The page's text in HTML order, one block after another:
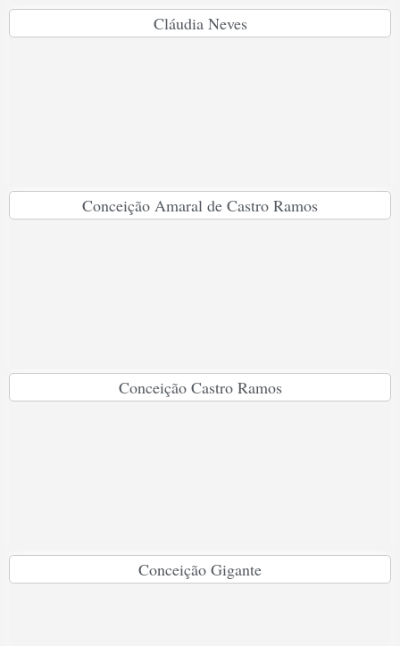
Cláudia Neves
Conceição Amaral de Castro Ramos
Conceição Castro Ramos
Conceição Gigante